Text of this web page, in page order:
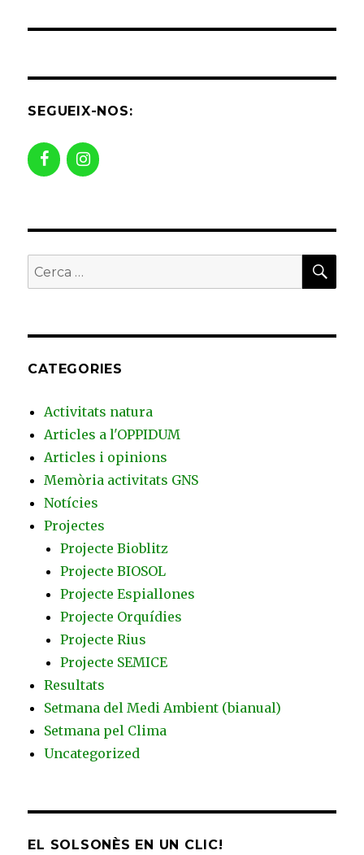
SEGUEIX-NOS:
Buscar
per:
CATEGORIES
Activitats natura
Articles a l'OPPIDUM
Articles i opinions
Memòria activitats GNS
Notícies
Projectes
Projecte Bioblitz
Projecte BIOSOL
Projecte Espiallones
Projecte Orquídies
Projecte Rius
Projecte SEMICE
Resultats
Setmana del Medi Ambient (bianual)
Setmana pel Clima
Uncategorized
EL SOLSONÈS EN UN CLIC!